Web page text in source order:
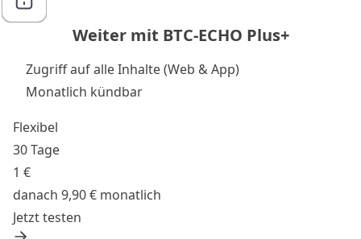
Weiter mit BTC-ECHO Plus+
Zugriff auf alle Inhalte (Web & App)
Monatlich kündbar
Flexibel
30 Tage
1 €
danach 9,90 € monatlich
Jetzt testen